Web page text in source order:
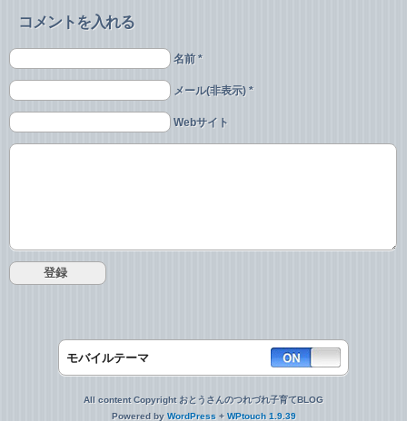
コメントを入れる
名前 *
メール(非表示) *
Webサイト
モバイルテーマ
All content Copyright おとうさんのつれづれ子育てBLOG
Powered by WordPress + WPtouch 1.9.39